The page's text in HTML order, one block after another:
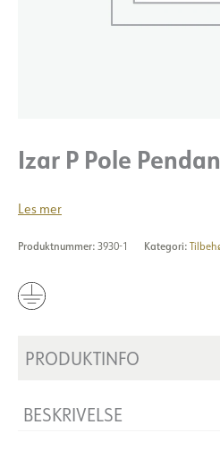
Izar P Pole
Les mer
Produktnummer: 3930-1 Kategori:
PRODUKTINFO
BESKRIVELSE